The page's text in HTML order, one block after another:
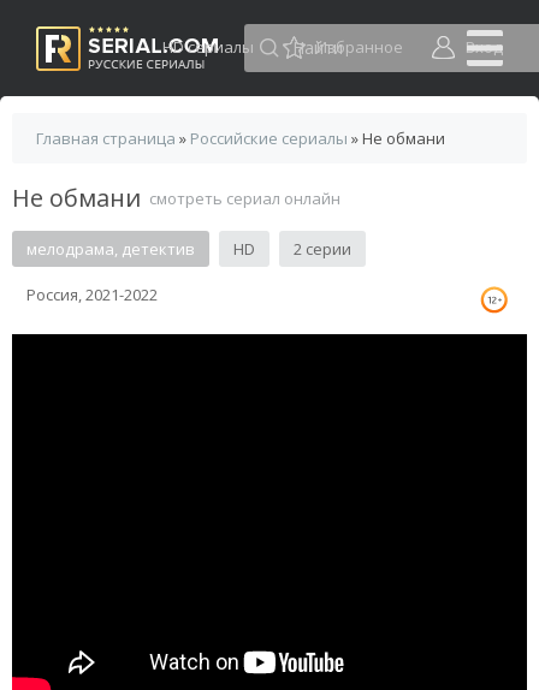
HD сериалы Избранное Вход
Главная страница » Российские сериалы » Не обмани
Не обмани смотреть сериал онлайн
мелодрама, детектив HD 2 серии
Россия, 2021-2022